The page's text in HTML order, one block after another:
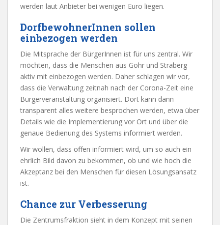
werden laut Anbieter bei wenigen Euro liegen.
DorfbewohnerInnen sollen
einbezogen werden
Die Mitsprache der BürgerInnen ist für uns zentral. Wir
möchten, dass die Menschen aus Gohr und Straberg
aktiv mit einbezogen werden. Daher schlagen wir vor,
dass die Verwaltung zeitnah nach der Corona-Zeit eine
Bürgerveranstaltung organisiert. Dort kann dann
transparent alles weitere besprochen werden, etwa über
Details wie die Implementierung vor Ort und über die
genaue Bedienung des Systems informiert werden.
Wir wollen, dass offen informiert wird, um so auch ein
ehrlich Bild davon zu bekommen, ob und wie hoch die
Akzeptanz bei den Menschen für diesen Lösungsansatz
ist.
Chance zur Verbesserung
Die Zentrumsfraktion sieht in dem Konzept mit seinen